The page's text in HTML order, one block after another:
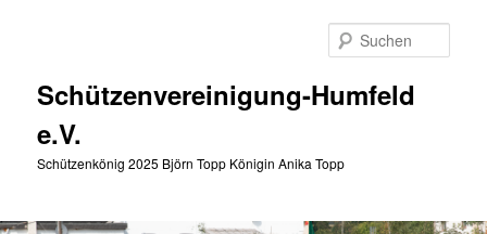
Schützenvereinigung-Humfeld
e.V.
Schützenkönig 2025 Björn Topp Königin Anika Topp